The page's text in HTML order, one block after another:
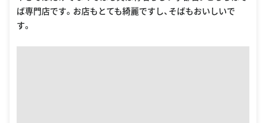
ば専門店です。お店もとても綺麗ですし、そばもおいしいで
す。